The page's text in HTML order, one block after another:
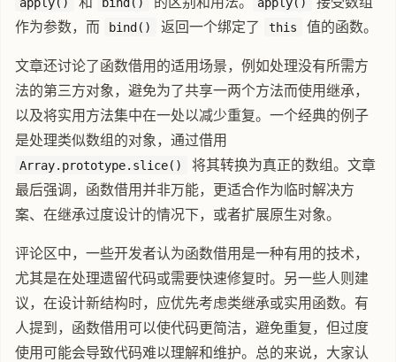
作为参数，而
bind() 返回一个绑定了 this 值的函数。
文章还讨论了函数借用的适用场景，例如处理没有所需方
法的第三方对象，避免为了共享一两个方法而使用继承，
以及将实用方法集中在一处以减少重复。一个经典的例子
是处理类似数组的对象，通过借用
Array.prototype.slice()
将其转换为真正的数组。文章
最后强调，函数借用并非万能，更适合作为临时解决方
案、在继承过度设计的情况下，或者扩展原生对象。
评论区中，一些开发者认为函数借用是一种有用的技术，
尤其是在处理遗留代码或需要快速修复时。另一些人则建
议，在设计新结构时，应优先考虑类继承或实用函数。有
人提到，函数借用可以使代码更简洁，避免重复，但过度
使用可能会导致代码难以理解和维护。总的来说，大家认